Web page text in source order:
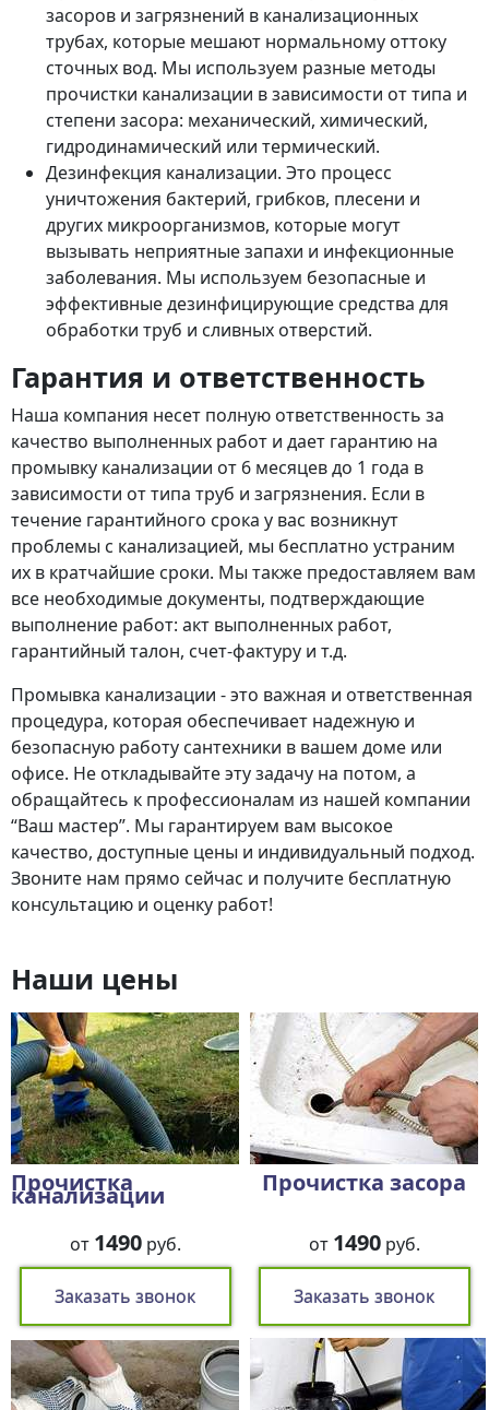
засоров и загрязнений в канализационных
трубах, которые мешают нормальному оттоку
сточных вод. Мы используем разные методы
прочистки канализации в зависимости от типа и
степени засора: механический, химический,
гидродинамический или термический.
Дезинфекция канализации. Это процесс
уничтожения бактерий, грибков, плесени и
других микроорганизмов, которые могут
вызывать неприятные запахи и инфекционные
заболевания. Мы используем безопасные и
эффективные дезинфицирующие средства для
обработки труб и сливных отверстий.
Гарантия и ответственность
Наша компания несет полную ответственность за
качество выполненных работ и дает гарантию на
промывку канализации от 6 месяцев до 1 года в
зависимости от типа труб и загрязнения. Если в
течение гарантийного срока у вас возникнут
проблемы с канализацией, мы бесплатно устраним
их в кратчайшие сроки. Мы также предоставляем вам
все необходимые документы, подтверждающие
выполнение работ: акт выполненных работ,
гарантийный талон, счет-фактуру и т.д.
Промывка канализации - это важная и ответственная
процедура, которая обеспечивает надежную и
безопасную работу сантехники в вашем доме или
офисе. Не откладывайтеэту задачу на потом, а
обращайтесь к профессионалам из нашей компании
“Ваш мастер”. Мы гарантируем вам высокое
качество, доступные цены и индивидуальный подход.
Звоните нам прямо сейчас и получите бесплатную
консультацию и оценку работ!
Наши цены
Прочистка
канализации
от 1490руб.
Заказать звонок
Прочистка засора
от 1490руб.
Заказать звонок